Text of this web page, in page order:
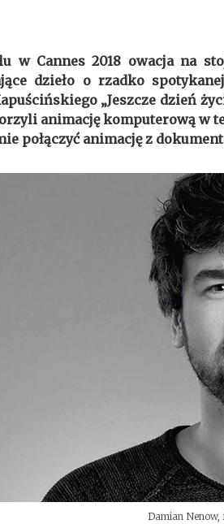
w Cannes 2018 owacja na
dzieło o rzadko
„Jeszcze dzień
animację komputerową w
połączyć animację z
Damian Nenow,